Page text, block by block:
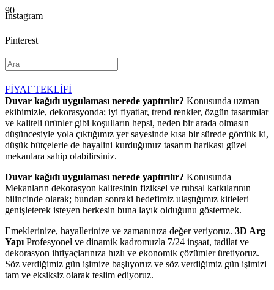
Instagram
Pinterest
YouTube
FİYAT TEKLİFİ
Duvar kağıdı uygulaması nerede yaptırılır? Konusunda uzman
ekibimizle, dekorasyonda; iyi fiyatlar, trend renkler, özgün tasarımlar
ve kaliteli ürünler gibi koşulların hepsi, neden bir arada olmasın
düşüncesiyle yola çıktığımız yer sayesinde kısa bir sürede gördük ki,
düşük bütçelerle de hayalini kurduğunuz tasarım harikası güzel
mekanlara sahip olabilirsiniz.
Duvar kağıdı uygulaması nerede yaptırılır? Konusunda
Mekanların dekorasyon kalitesinin fiziksel ve ruhsal katkılarının
bilincinde olarak; bundan sonraki hedefimiz ulaştığımız kitleleri
genişleterek isteyen herkesin buna layık olduğunu göstermek.
Emeklerinize, hayallerinize ve zamanınıza değer veriyoruz. 3D Arg
Yapı Profesyonel ve dinamik kadromuzla 7/24 inşaat, tadilat ve
dekorasyon ihtiyaçlarınıza hızlı ve ekonomik çözümler üretiyoruz.
Söz verdiğimiz gün işimize başlıyoruz ve söz verdiğimiz gün işimizi
tam ve eksiksiz olarak teslim ediyoruz.